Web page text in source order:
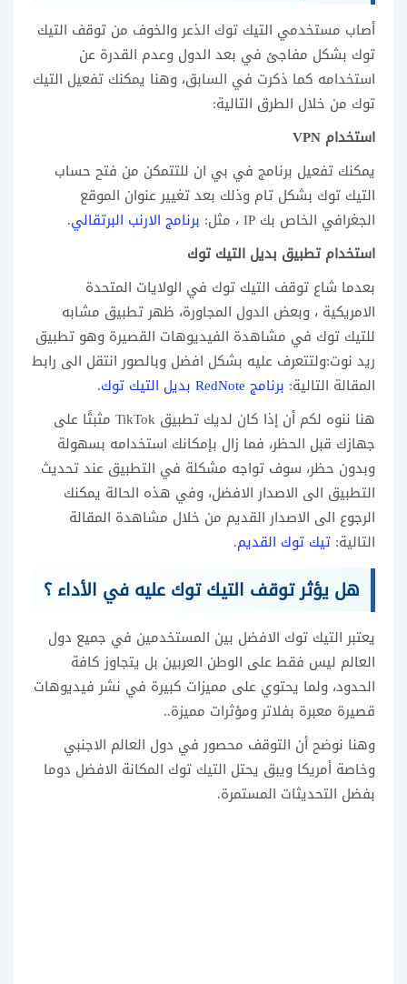
أصاب مستخدمي التيك توك الذعر والخوف من توقف التيك
توك بشكل مفاجئ في بعد الدول وعدم القدرة عن
استخدامه كما ذكرت في السابق، وهنا يمكنك تفعيل التيك
توك من خلال الطرق التالية:
استخدام VPN
يمكنك تفعيل برنامج في بي ان للتتمكن من فتح حساب
التيك توك بشكل تام وذلك بعد تغيير عنوان الموقع
الجغرافي الخاص بك IP ، مثل:
برنامج الارنب البرتقالي.
استخدام تطبيق بديل التيك توك
بعدما شاع توقف التيك توك في الولايات المتحدة
الامريكية ، وبعض الدول المجاورة، ظهر تطبيق مشابه
للتيك توك في مشاهدة الفيديوهات القصيرة وهو تطبيق
ريد نوت:ولتتعرف عليه بشكل افضل وبالصور انتقل الى رابط
المقالة التالية: برنامج RedNote بديل التيك توك
.
هنا ننوه لكم أن إذا كان لديك تطبيق TikTok مثبتًا على
جهازك قبل الحظر، فما زال بإمكانك استخدامه بسهولة
وبدون حظر، سوف تواجه مشكلة في التطبيق عند تحديث
التطبيق الى الاصدار الافضل، وفي هذه الحالة يمكنك
الرجوع الى الاصدار القديم من خلال مشاهدة المقالة
التالية: تيك توك القديم.
هل يؤثر توقف التيك توك عليه في الأداء ؟
يعتبر التيك توك الافضل بين المستخدمين في جميع دول
العالم ليس فقط على الوطن العربين بل يتجاوز كافة
الحدود، ولما يحتوي على مميزات كبيرة في نشر فيديوهات
قصيرة معبرة بفلاتر ومؤثرات مميزة..
وهنا نوضح أن التوقف محصور في دول العالم الاجنبي
وخاصة أمريكا ويبق يحتل التيك توك المكانة الافضل دوما
بفضل التحديثات المستمرة.